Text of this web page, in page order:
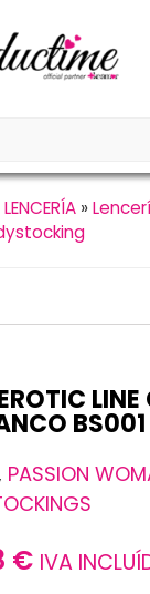
»
BS001
PASSION
€ IVA